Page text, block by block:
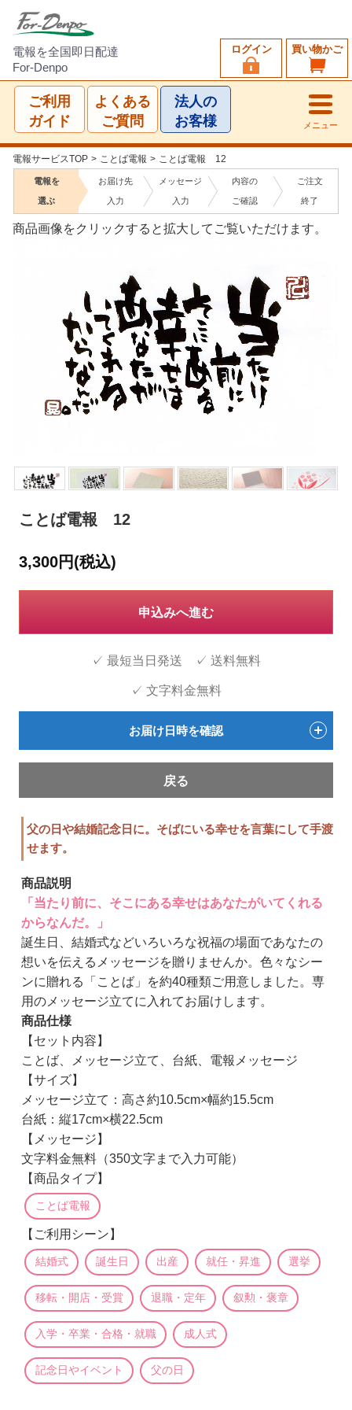
電報を全国即日配達
For-Denpo
買い物かご
ログイン
ご利用
ガイド
よくある
ご質問
法人の
お客様
メニュー
電報サービスTOP > ことば電報 > ことば電報 12
電報を
選ぶ
お届け先
入力
メッセージ
入力
内容の
ご確認
ご注文
終了
商品画像をクリックすると拡大してご覧いただけます。
ことば電報 12
父の日や結婚記念日に。そばにいる幸せを言葉にして手渡
せます。
商品説明
「当たり前に、そこにある幸せはあなたがいてくれる
からなんだ。」
誕生日、結婚式などいろいろな祝福の場面であなたの
想いを伝えるメッセージを贈りませんか。色々なシー
ンに贈れる「ことば」を約40種類ご用意しました。専
用のメッセージ立てに入れてお届けします。
商品仕様
【セット内容】
ことば、メッセージ立て、台紙、電報メッセージ
【サイズ】
メッセージ立て：高さ約10.5cm×幅約15.5cm
台紙：縦17cm×横22.5cm
【メッセージ】
文字料金無料（350文字まで入力可能）
【商品タイプ】
ことば電報
【ご利用シーン】
結婚式 誕生日 出産 就任・昇進 選挙
移転・開店・受賞 退職・定年 叙勲・褒章
入学・卒業・合格・就職 成人式
記念日やイベント 父の日
3,300円(税込)
申込みへ進む
✓ 最短当日発送 ✓ 送料無料
✓ 文字料金無料
お届け日時を確認
戻る